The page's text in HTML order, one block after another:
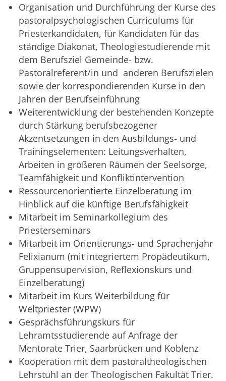
Organisation und Durchführung der Kurse des
pastoralpsychologischen Curriculums für
Priesterkandidaten, für Kandidaten für das
ständige Diakonat, Theologiestudierende mit
dem Berufsziel Gemeinde- bzw.
Pastoralreferent/in und anderen Berufszielen
sowie der korrespondierenden Kurse in den
Jahren der Berufseinführung
Weiterentwicklung der bestehenden Konzepte
durch Stärkung berufsbezogener
Akzentsetzungen in den Ausbildungs- und
Trainingselementen: Leitungsverhalten,
Arbeiten in größeren Räumen der Seelsorge,
Teamfähigkeit und Konfliktintervention
Ressourcenorientierte Einzelberatung im
Hinblick auf die künftige Berufsfähigkeit
Mitarbeit im Seminarkollegium des
Priesterseminars
Mitarbeit im Orientierungs- und Sprachenjahr
Felixianum (mit integriertem Propädeutikum,
Gruppensupervision, Reflexionskurs und
Einzelberatung)
Mitarbeit im Kurs Weiterbildung für
Weltpriester (WPW)
Gesprächsführungskurs für
Lehramtsstudierende auf Anfrage der
Mentorate Trier, Saarbrücken und Koblenz
Kooperation mit dem pastoraltheologischen
Lehrstuhl an der Theologischen Fakultät Trier.